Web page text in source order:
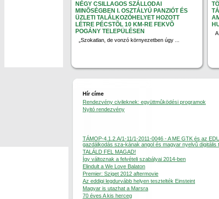
NÉGY CSILLAGOS SZÁLLODAI
MINÕSÉGBEN I. OSZTÁLYÚ PANZIÓT ÉS
ÜZLETI TALÁLKOZÓHELYET HOZOTT
LÉTRE PÉCSTÕL 10 KM-RE FEKVÕ
POGÁNY TELEPÜLÉSEN
„Szokatlan, de vonzó környezetben úgy ...
Hír címe
Rendezvény civileknek: együttmûködési programok
Nyitó rendezvény
TÁMOP-4.1.2.A/1-11/1-2011-0046 - A ME GTK és az
gazdálkodás sza-kának angol és magyar nyelvû digitális
TALÁLD FEL MAGAD!
Így változnak a felvételi szabályai 2014-ben
Elindult a We Love Balaton
Premier: Sziget 2012 aftermovie
Az eddigi legdurvább helyen tesztelték Einsteint
Magyar is utazhat a Marsra
70 éves A kis herceg